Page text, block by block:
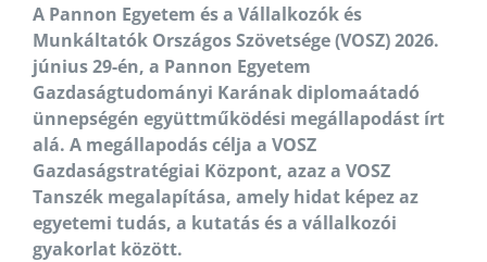
A Pannon Egyetem és a Vállalkozók és
Munkáltatók Országos Szövetsége (VOSZ) 2026.
június 29-én, a Pannon Egyetem
Gazdaságtudományi Karának diplomaátadó
ünnepségén együttműködési megállapodást írt
alá. A megállapodás célja a VOSZ
Gazdaságstratégiai Központ, azaz a VOSZ
Tanszék megalapítása, amely hidat képez az
egyetemi tudás, a kutatás és a vállalkozói
gyakorlat között.